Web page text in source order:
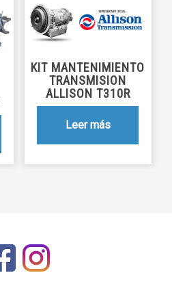
KIT MANTENIMIENTO
TRANSMISION
ALLISON T310R
Leer más